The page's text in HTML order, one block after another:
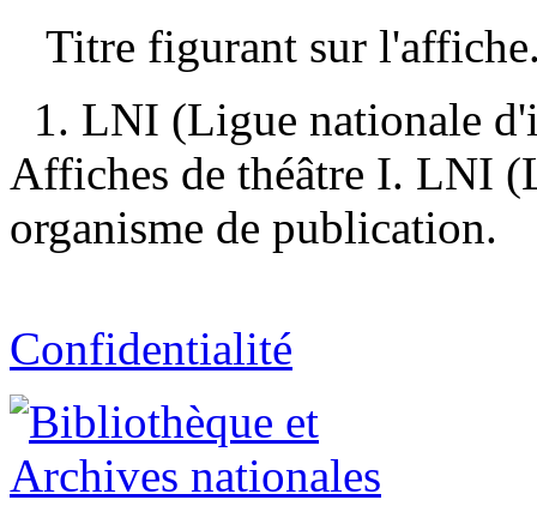
Titre figurant sur
1. LNI (Ligue nationale
Affiches de théâtre I. LNI
organisme de publication.
Confidentialité